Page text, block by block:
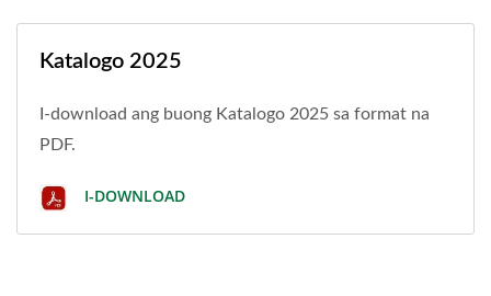
Katalogo 2025
I-download ang buong Katalogo 2025 sa format na
PDF.
I-DOWNLOAD